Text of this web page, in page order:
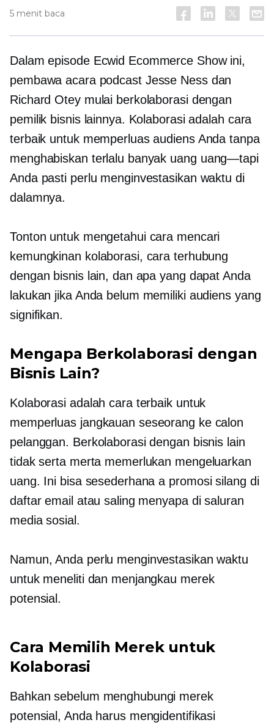
5 menit baca
Dalam episode Ecwid Ecommerce Show ini,
pembawa acara podcast Jesse Ness dan
Richard Otey mulai berkolaborasi dengan
pemilik bisnis lainnya. Kolaborasi adalah cara
terbaik untuk memperluas audiens Anda tanpa
menghabiskan terlalu banyak uang uang—tapi
Anda pasti perlu menginvestasikan waktu di
dalamnya.
Tonton untuk mengetahui cara mencari
kemungkinan kolaborasi, cara terhubung
dengan bisnis lain, dan apa yang dapat Anda
lakukan jika Anda belum memiliki audiens yang
signifikan.
Mengapa Berkolaborasi dengan
Bisnis Lain?
Kolaborasi adalah cara terbaik untuk
memperluas jangkauan seseorang ke calon
pelanggan. Berkolaborasi dengan bisnis lain
tidak serta merta memerlukan mengeluarkan
uang. Ini bisa sesederhana a promosi silang di
daftar email atau saling menyapa di saluran
media sosial.
Namun, Anda perlu menginvestasikan waktu
untuk meneliti dan menjangkau merek
potensial.
Cara Memilih Merek untuk
Kolaborasi
Bahkan sebelum menghubungi merek
potensial, Anda harus mengidentifikasi